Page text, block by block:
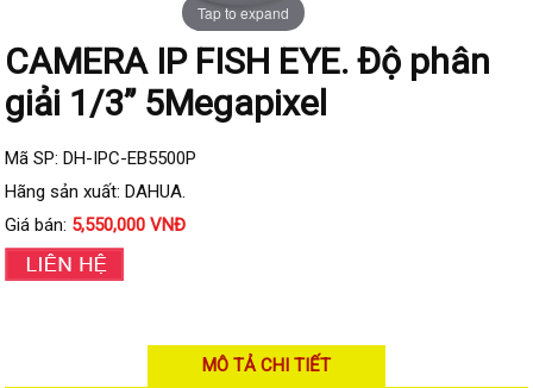
Đầu ghi IP Visionhitech
Camera Analog
Camera HIKVISION
Camera Visionhitech
Camera KBVISION
Camera HDParagon
Tap to expand
CAMERA IP FISH EYE. Độ phân
giải 1/3” 5Megapixel
Mã SP: DH-IPC-EB5500P
Hãng sản xuất: DAHUA.
Giá bán: 5,550,000 VNĐ
MÔ TẢ CHI TIẾT